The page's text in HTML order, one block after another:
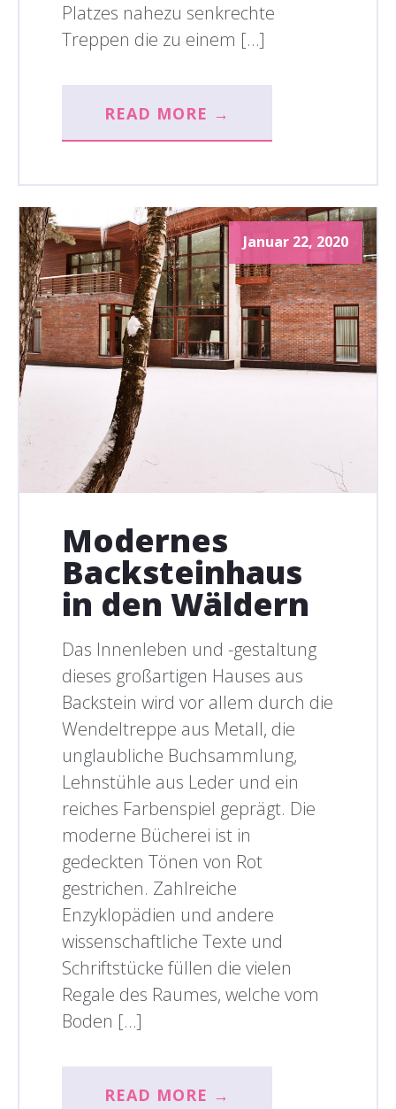
Platzes nahezu senkrechte
Treppen die zu einem […]
READ MORE →
Januar 22, 2020
Modernes
Backsteinhaus
in den Wäldern
Das Innenleben und -gestaltung
dieses großartigen Hauses aus
Backstein wird vor allem durch die
Wendeltreppe aus Metall, die
unglaubliche Buchsammlung,
Lehnstühle aus Leder und ein
reiches Farbenspiel geprägt. Die
moderne Bücherei ist in
gedeckten Tönen von Rot
gestrichen. Zahlreiche
Enzyklopädien und andere
wissenschaftliche Texte und
Schriftstücke füllen die vielen
Regale des Raumes, welche vom
Boden […]
READ MORE →